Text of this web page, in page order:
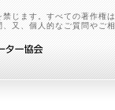
じます。すべての著作権
又、個人的なご質問やご